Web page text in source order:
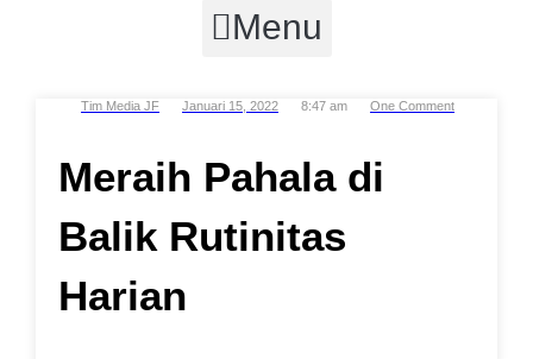
Menu
Tim Media JF Januari 15, 2022 8:47 am One Comment
Meraih Pahala di
Balik Rutinitas
Harian